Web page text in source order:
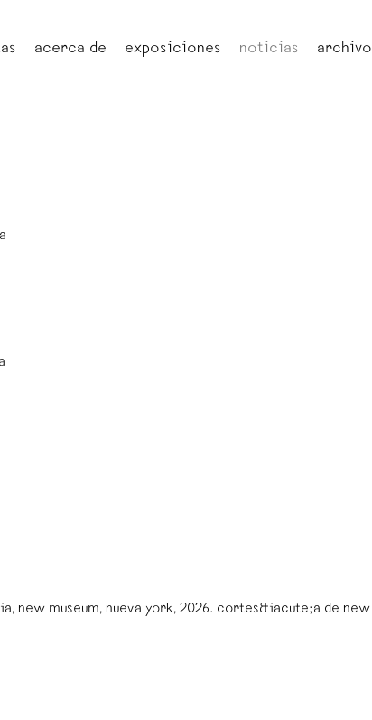
acerca de exposiciones noticias archivo